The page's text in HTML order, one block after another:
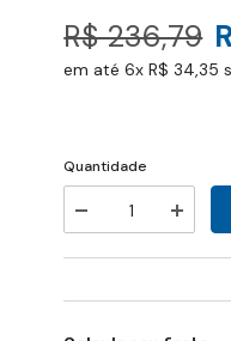
R$ 236,79
em até 6x R$ 34,35
Quantidade
Diminuir
a
quantidade
a
de